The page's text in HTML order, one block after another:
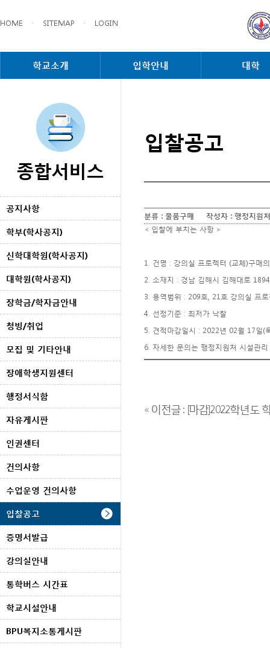
HOME · SITEMAP · LOGIN
학교소개 입학안내 대학
종합서비스
공지사항
학부(학사공지)
신학대학원(학사공지)
대학원(학사공지)
장학금/학자금안내
청빙/취업
모집 및 기타안내
장애학생지원센터
행정서식함
자유게시판
인권센터
건의사항
수업운영 건의사항
입찰공고
증명서발급
강의실안내
통학버스 시간표
학교시설안내
BPU복지소통게시판
입찰공고
분류 : 물품구매 작성자 : 행정지원처
< 입찰에 부치는 사항 >
1. 건명 : 강의실 프로젝터 (교체)구매
2. 소재지 : 경남 김해시 김해대로
3. 용역범위 : 209호, 21호 강의실 프
4. 선정기준 : 최저가 낙찰
5. 견적마감일시 : 2022년 02월 17일(
6. 자세한 문의는 행정지원처 시설관
« 이전글 : [마감]2022학년도